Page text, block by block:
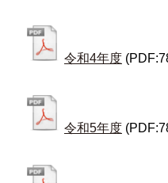
令和4年度
令和5年度